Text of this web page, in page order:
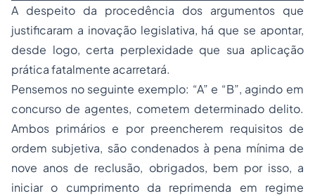
A despeito da procedência dos argumentos que
justificaram a inovação legislativa, há que se apontar,
desde logo, certa perplexidade que sua aplicação
prática fatalmente acarretará.
Pensemos no seguinte exemplo: “A” e “B”, agindo em
concurso de agentes, cometem determinado delito.
Ambos primários e por preencherem requisitos de
ordem subjetiva, são condenados à pena mínima de
nove anos de reclusão, obrigados, bem por isso, a
iniciar o cumprimento da reprimenda em regime